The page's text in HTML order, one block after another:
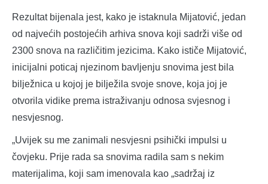
Rezultat bijenala jest, kako je istaknula Mijatović, jedan
od najvećih postojećih arhiva snova koji sadrži više od
2300 snova na različitim jezicima. Kako ističe Mijatović,
inicijalni poticaj njezinom bavljenju snovima jest bila
bilježnica u kojoj je bilježila svoje snove, koja joj je
otvorila vidike prema istraživanju odnosa svjesnog i
nesvjesnog.
„Uvijek su me zanimali nesvjesni psihički impulsi u
čovjeku. Prije rada sa snovima radila sam s nekim
materijalima, koji sam imenovala kao „sadržaj iz